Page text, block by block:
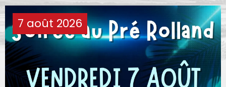
7 août 2026